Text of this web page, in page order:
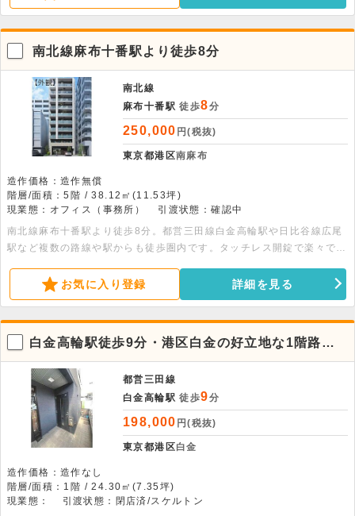
南北線麻布十番駅より徒歩8分
南北線
麻布十番駅 徒歩8分
250,000 円(税抜)
東京都港区南麻布
造作価格：造作無償
階層/面積：5階 / 38.12㎡(11.53坪)
現業態：オフィス（事務所）
引渡状態：確認中
南北線麻布十番駅より徒歩8分。都営三田線白金高輪駅や日比谷線広尾
駅など複数の路線や駅からも徒歩圏内です。タッチレス開錠で楽々で
お気に入り登録 詳細を見る
白金高輪駅徒歩9分・港区白金の好立地な1階路面
店舗（角部屋）
都営三田線
白金高輪駅 徒歩9分
198,000 円(税抜)
東京都港区白金
造作価格：造作なし
階層/面積：1階 / 24.30㎡(7.35坪)
現業態：
引渡状態：閉店済/スケルトン